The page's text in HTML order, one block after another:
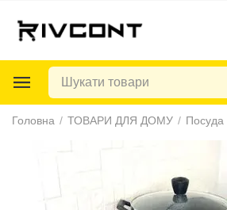
Головна / ТОВАРИ ДЛЯ ДОМУ / Посуда